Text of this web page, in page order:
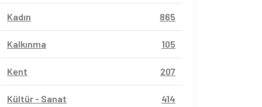
Kadın 865
Kalkınma 105
Kent 207
Kültür - Sanat 414